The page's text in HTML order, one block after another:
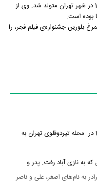
اکبر عبدی، بازیگر تلویزیون و سینما، سال 1339 در شهر تهران متولد شد. وی از
بوده است.
بلورین جشنواره‌ی فیلم فجر، را
متولد 4 شهریور ماه 1339 در محله تیردوقلوی تهران به
به نازی آباد رفت. پدر و
به ‌نام‌های اصغر، علی و ناصر